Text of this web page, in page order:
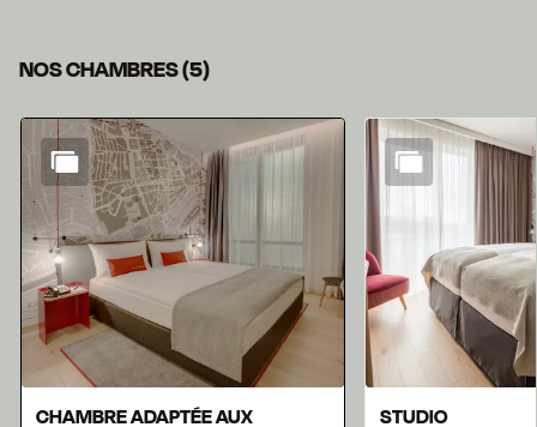
NOS CHAMBRES(5)
Diapositive 1 de 5
CHAMBRE ADAPTÉE AUX
STUDIO